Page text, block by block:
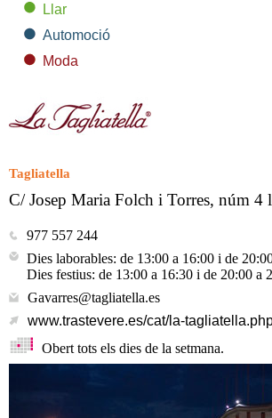
Llar
Automoció
Moda
Tagliatella
C/ Josep Maria Folch i Torres, núm 4
977 557 244
Dies laborables: de 13:00 a 16:00 i de
Dies festius: de 13:00 a 16:30 i de 20:00 a
Gavarres@tagliatella.es
www.trastevere.es/cat/la-
Obert tots els dies de la setmana.